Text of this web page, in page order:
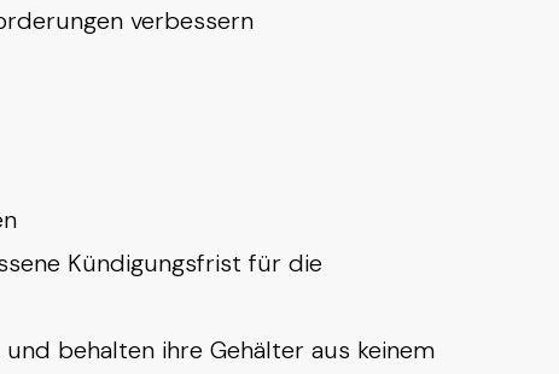
verbessern
Kündigungsfrist für die
behalten ihre Gehälter aus keinem